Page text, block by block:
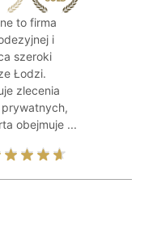
to firma
i
szeroki
Łodzi.
zlecenia
obejmuje ...